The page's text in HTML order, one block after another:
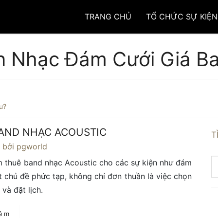
TRANG CHỦ TỔ CHỨC SỰ KIỆN
Nhạc Đám Cưới Giá
NHẠC ACOUSTIC
bởi pgworld
thuê band nhạc Acoustic cho các sự kiện như đám
chủ đề phức tạp, không chỉ đơn thuần là việc chọn
và đặt lịch.